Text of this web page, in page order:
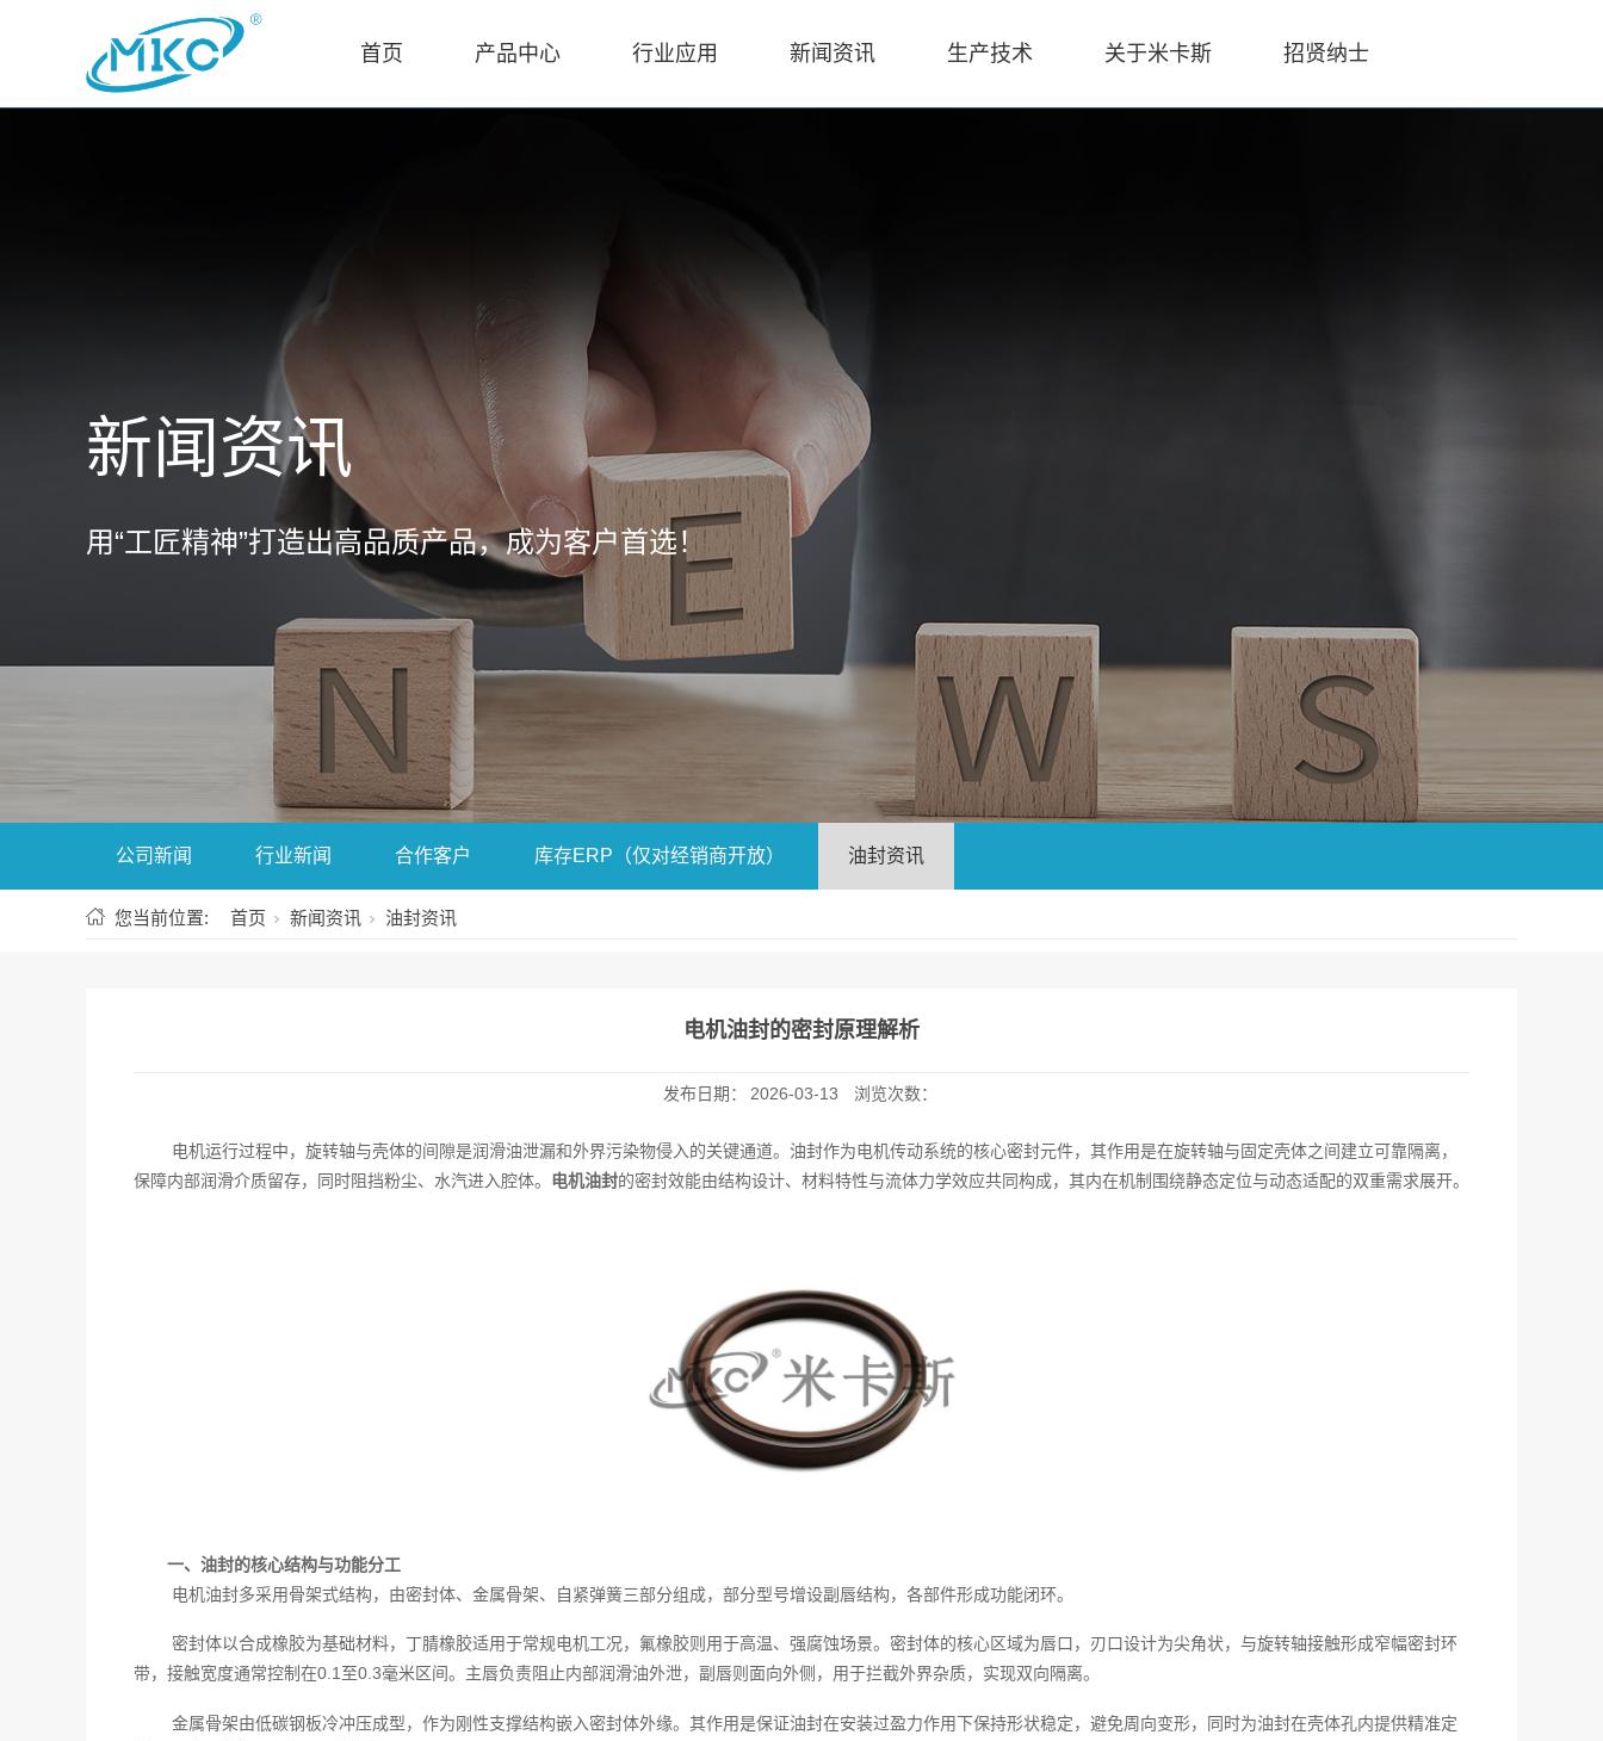
首页 产品中心 行业应用 新闻资讯 生产技术 关于米卡斯 招贤纳士
新闻资讯
用“工匠精神”打造出高品质产品，成为客户首选！
公司新闻 行业新闻 合作客户 库存ERP（仅对经销商开放） 油封资讯
您当前位置: 首页 新闻资讯 油封资讯
电机油封的密封原理解析
发布日期： 2026-03-13 浏览次数：
电机运行过程中，旋转轴与壳体的间隙是润滑油泄漏和外界污染物侵入的关键通道。油封作为电机传动系统的核心密封元件，其作用是在旋转轴与固定壳体之间建立可靠隔离，
保障内部润滑介质留存，同时阻挡粉尘、水汽进入腔体。
电机油封的密封效能由结构设计、材料特性与流体力学效应共同构成，其内在机制围绕静态定位与动态适配的双重需求展开。
一、油封的核心结构与功能分工
电机油封多采用骨架式结构，由密封体、金属骨架、自紧弹簧三部分组成，部分型号增设副唇结构，各部件形成功能闭环。
密封体以合成橡胶为基础材料，丁腈橡胶适用于常规电机工况，氟橡胶则用于高温、强腐蚀场景。密封体的核心区域为唇口，刃口设计为尖角状，与旋转轴接触形成窄幅密封环
带，接触宽度通常控制在0.1至0.3毫米区间。主唇负责阻止内部润滑油外泄，副唇则面向外侧，用于拦截外界杂质，实现双向隔离。
金属骨架由低碳钢板冷冲压成型，作为刚性支撑结构嵌入密封体外缘。其作用是保证油封在安装过盈力作用下保持形状稳定，避免周向变形，同时为油封在壳体孔内提供精准定